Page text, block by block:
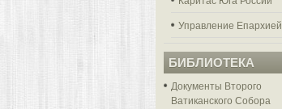
Управление Епархией
БИБЛИОТЕКА
Документы Второго
Ватиканского Собора